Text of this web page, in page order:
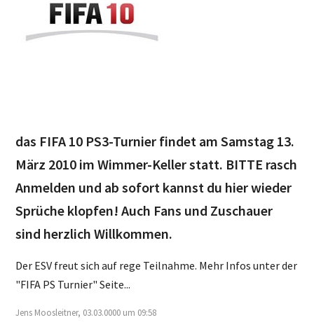
das FIFA 10 PS3-Turnier findet am Samstag 13.
März 2010 im Wimmer-Keller statt. BITTE rasch
Anmelden und ab sofort kannst du hier wieder
Sprüche klopfen! Auch Fans und Zuschauer
sind herzlich Willkommen.
Der ESV freut sich auf rege Teilnahme. Mehr Infos unter der
"FIFA PS Turnier" Seite...
Jens Moosleitner, 03.03.0000 um 09:58